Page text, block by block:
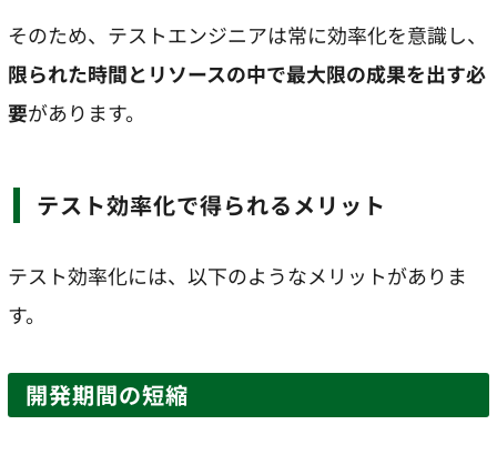
そのため、テストエンジニアは常に効率化を意識し、
限られた時間とリソースの中で最大限の成果を出す必
要があります。
テスト効率化で得られるメリット
テスト効率化には、以下のようなメリットがありま
す。
開発期間の短縮